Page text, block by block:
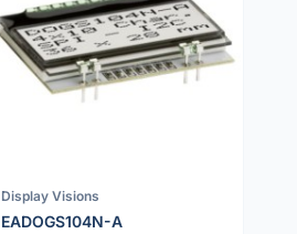
Display Visions
EADOGS104N-A